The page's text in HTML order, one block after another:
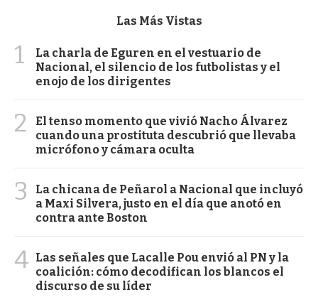
Las Más Vistas
1
La charla de Eguren en el vestuario de
Nacional, el silencio de los futbolistas y el
enojo de los dirigentes
2
El tenso momento que vivió Nacho Álvarez
cuando una prostituta descubrió que llevaba
micrófono y cámara oculta
3
La chicana de Peñarol a Nacional que incluyó
a Maxi Silvera, justo en el día que anotó en
contra ante Boston
4 Las señales que Lacalle Pou envió al PN y la
coalición: cómo decodifican los blancos el
discurso de su líder